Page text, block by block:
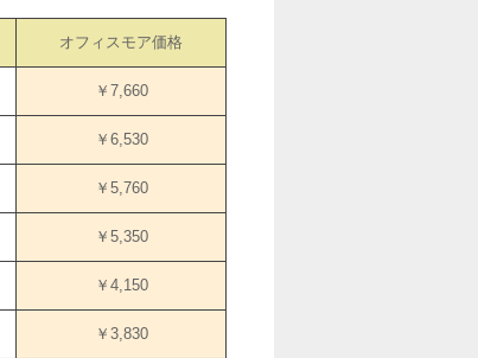
オフィスモア価格
￥7,660
￥6,530
￥5,760
￥5,350
￥4,150
￥3,830